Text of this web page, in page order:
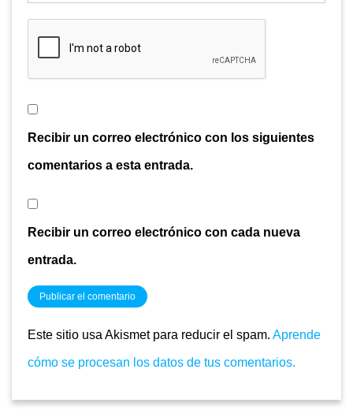
Recibir un correo electrónico con los siguientes
comentarios a esta entrada.
Recibir un correo electrónico con cada nueva
entrada.
Este sitio usa Akismet para reducir el spam. Aprende
cómo se procesan los datos de tus comentarios.